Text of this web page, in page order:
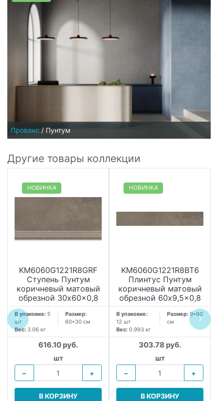
Прованс / Пунтум
Другие товары коллекции
НОВИНКА
KM6060G1221R8GRF
Ступень Пунтум
коричневый матовый
обрезной 30x60x0,8
В упаковке: 5
шт
Размер:
60*30 см
Вес: 3.06 кг
616.10 руб.
шт
−
+
В КОРЗИНУ
НОВИНКА
KM6060G1221R8BT6
Плинтус Пунтум
коричневый матовый
обрезной 60x9,5x0,8
В упаковке:
12 шт
Размер: 9*60
см
Вес: 0.993 кг
303.78 руб.
шт
−
+
В КОРЗИНУ